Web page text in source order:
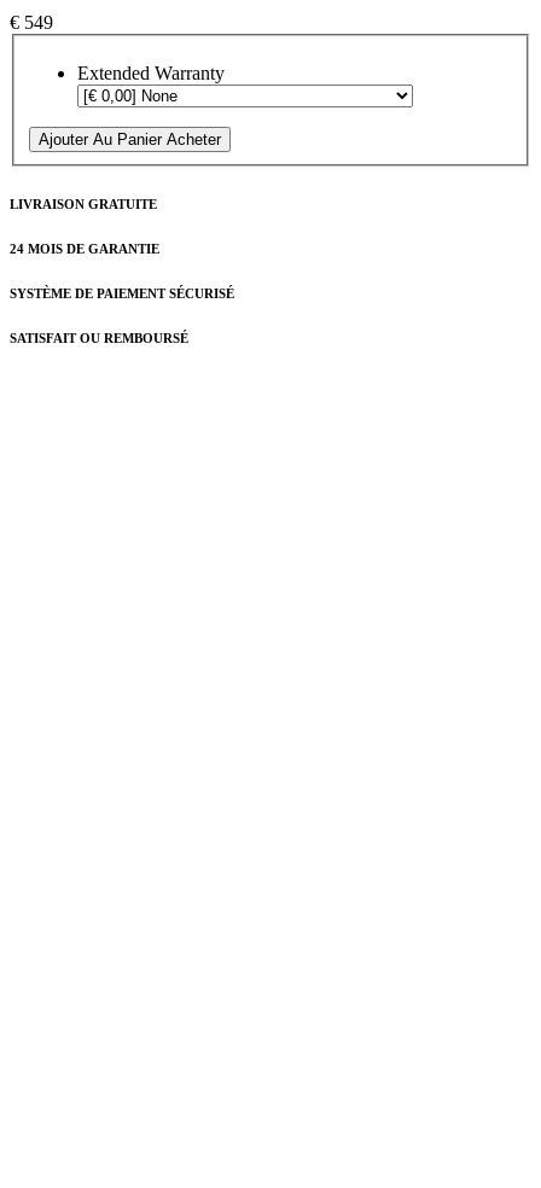
€ 549
Extended Warranty
Ajouter Au Panier Acheter
LIVRAISON GRATUITE
24 MOIS DE GARANTIE
SYSTÈME DE PAIEMENT SÉCURISÉ
SATISFAIT OU REMBOURSÉ